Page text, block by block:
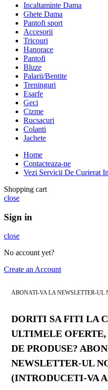
Incaltaminte Dama
Ghete Dama
Pantofi sport
Accesorii
Tricouri
Hanorace
Pantofi
Bluze
Palarii/Bentite
Treninguri
Esarfe
Geci
Cizme
Rucsacuri
Colanti
Jachete
Home
Contacteaza-ne
Vezi Servicii De Curierat
Shopping cart
close
Sign in
close
No account yet?
Create an Account
ABONATI-VA LA NEWSLETTER-UL
DORITI SA FITI LA
ULTIMELE
DE PRODUSE?
NEWSLETTER-UL
(INTRODUCETI-VA